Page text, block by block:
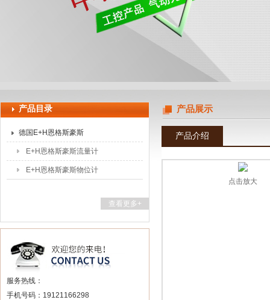
产品目录
德国E+H恩格斯豪斯
E+H恩格斯豪斯流量计
E+H恩格斯豪斯物位计
查看更多+
服务热线：
手机号码：19121166298
产品展示
产品介绍
点击放大